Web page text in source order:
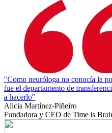
"Como neuróloga no conocía la
fue el departamento de
a hacerlo"
Alicia Martínez-Piñeiro
Fundadora y CEO de Time is